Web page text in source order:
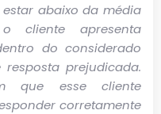
abaixo da média
cliente apresenta
do considerado
prejudicada.
que esse cliente
corretamente